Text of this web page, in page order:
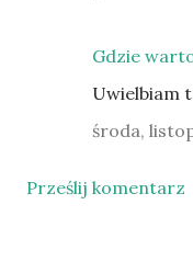
Gdzie
Uwielbiam
środa,
Prześlij komentarz